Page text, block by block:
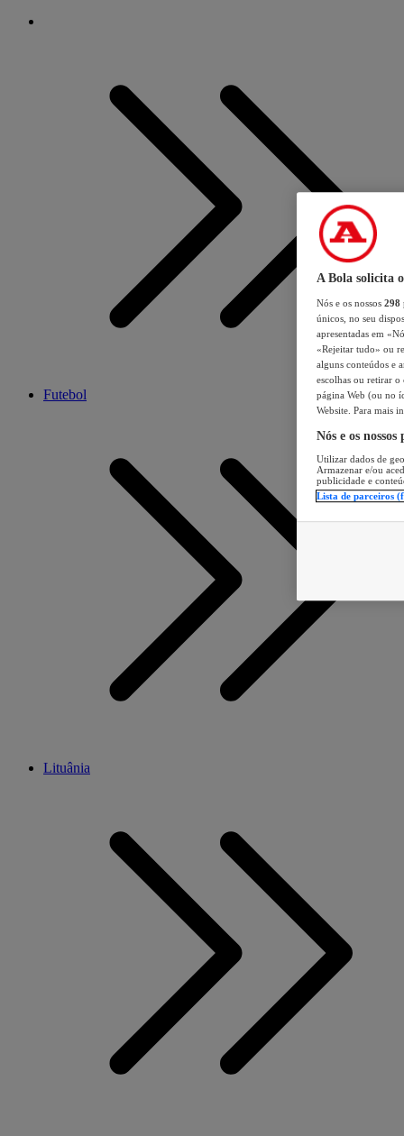
Futebol
Lituânia
A Bola solicita
Nós e os nossos 298
únicos, no seu
apresentadas em
«Rejeitar tudo» ou
alguns conteúdos e
escolhas ou retirar
página Web (ou no
Website. Para mais
Nós e os
Utilizar dados de
Armazenar e/ou
publicidade e
Lista de parceiros